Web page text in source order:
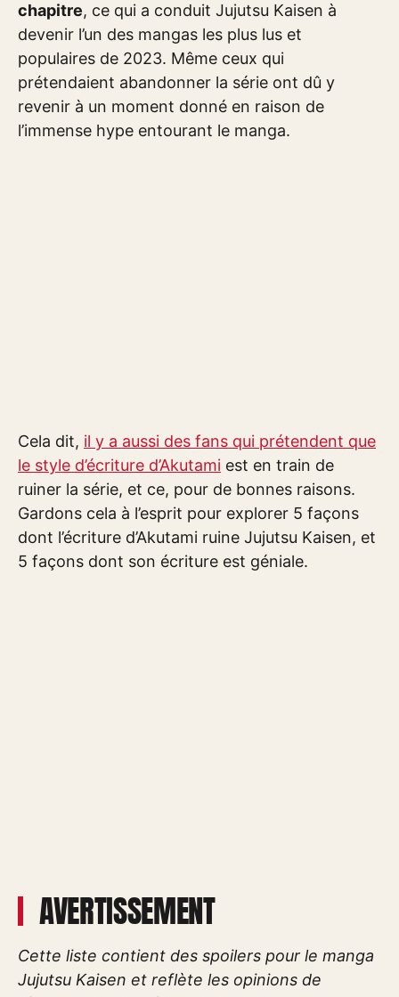
chapitre, ce qui a conduit Jujutsu Kaisen à
devenir l’un des mangas les plus lus et
populaires de 2023. Même ceux qui
prétendaient abandonner la série ont dû y
revenir à un moment donné en raison de
l’immense hype entourant le manga.
Cela dit, il y a aussi des fans qui prétendent que
le style d’écriture d’Akutami est en train de
ruiner la série, et ce, pour de bonnes raisons.
Gardons cela à l’esprit pour explorer 5 façons
dont l’écriture d’Akutami ruine Jujutsu Kaisen, et
5 façons dont son écriture est géniale.
AVERTISSEMENT
Cette liste contient des spoilers pour le manga
Jujutsu Kaisen et reflète les opinions de